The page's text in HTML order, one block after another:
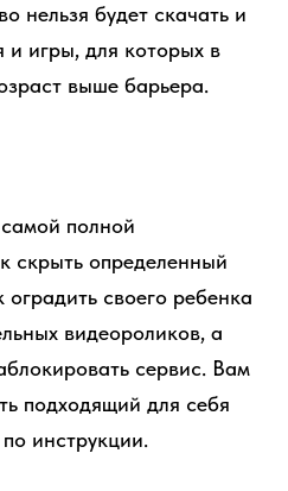
нельзя будет скачать и
и игры, для которых в
выше барьера.
полной
скрыть определенный
оградить своего ребенка
видеороликов, а
сервис. Вам
подходящий для себя
инструкции.